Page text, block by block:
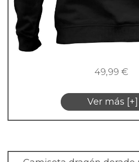
49,99 €
Ver más [+]